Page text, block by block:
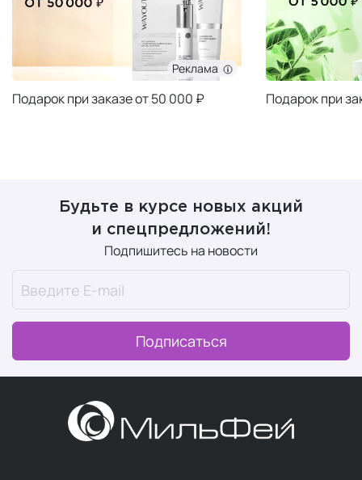
Реклама
Подарок при заказе от 50 000 ₽ Подарок при
Будьте в курсе новых акций
и спецпредложений!
Подпишитесь на новости
Подписаться